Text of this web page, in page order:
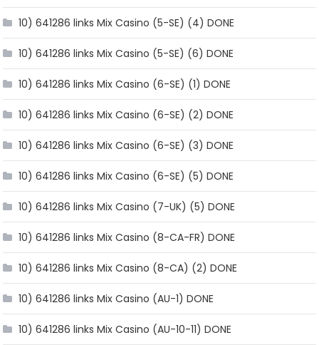
10) 641286 links Mix Casino (5-SE) (4) DONE
10) 641286 links Mix Casino (5-SE) (6) DONE
10) 641286 links Mix Casino (6-SE) (1) DONE
10) 641286 links Mix Casino (6-SE) (2) DONE
10) 641286 links Mix Casino (6-SE) (3) DONE
10) 641286 links Mix Casino (6-SE) (5) DONE
10) 641286 links Mix Casino (7-UK) (5) DONE
10) 641286 links Mix Casino (8-CA-FR) DONE
10) 641286 links Mix Casino (8-CA) (2) DONE
10) 641286 links Mix Casino (AU-1) DONE
10) 641286 links Mix Casino (AU-10-11) DONE